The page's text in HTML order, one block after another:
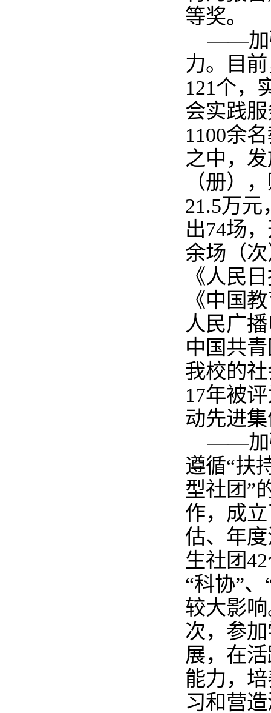
等奖。
——加
力。目
121个，
会实践
1100余
之中，
（册）
21.5万元
出74场
余场（
《人民
《中国
人民广
中国共
我校的
17年被
动先进
——加
遵循“扶
型社团”
作，成
估、年
生社团42
“科协”
较大影
次，参
展，在
能力，
习和营